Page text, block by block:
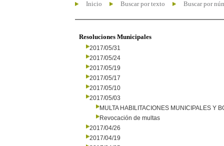
Inicio Buscar por texto Buscar por
Resoluciones Municipales
2017/05/31
2017/05/24
2017/05/19
2017/05/17
2017/05/10
2017/05/03
MULTA HABILITACIONES MUNICIPALES Y
Revocación de multas
2017/04/26
2017/04/19